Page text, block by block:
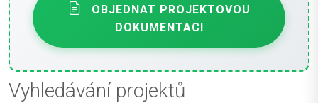
OBJEDNAT PROJEKTOVOU
DOKUMENTACI
Vyhledávání projektů